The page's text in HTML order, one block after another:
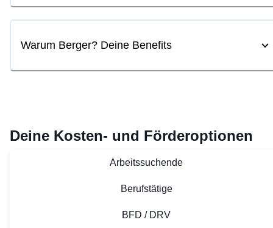
Warum Berger? Deine Benefits
Deine Kosten- und Förderoptionen
Arbeitssuchende
Berufstätige
BFD / DRV